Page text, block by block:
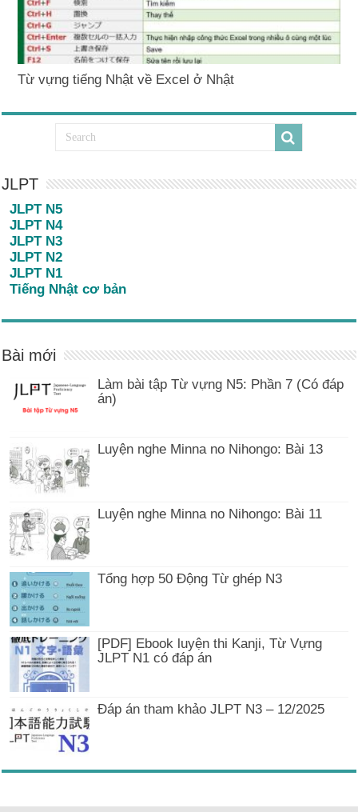
Từ vựng tiếng Nhật về Excel ở Nhật
JLPT
JLPT N5
JLPT N4
JLPT N3
JLPT N2
JLPT N1
Tiếng Nhật cơ bản
Bài mới
Làm bài tập Từ vựng N5: Phần 7 (Có đáp
án)
Luyện nghe Minna no Nihongo: Bài 13
Luyện nghe Minna no Nihongo: Bài 11
Tổng hợp 50 Động Từ ghép N3
[PDF] Ebook luyện thi Kanji, Từ Vựng
JLPT N1 có đáp án
Đáp án tham khảo JLPT N3 – 12/2025